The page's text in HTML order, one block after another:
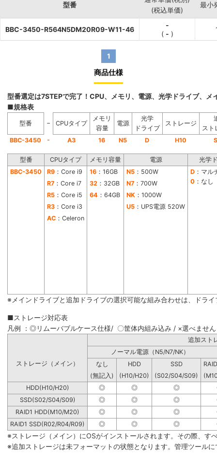
型番
(税込単価)
最小
BBC-3450-R564N5DM20R09-W11-46
-
( - )
1
商品仕様
型番選定は7STEPで完了！CPU、メモリ、電源、光学ドライブ、
■規格表
型番 − CPUタイプ
メモリ
容量
電源
光学
ドライブ
ストレージ
スト
BBC-3450
- A3 16 N5 D H10
型番 CPUタイプ メモリ容量 電源
光学
BBC-3450
R9 ：Core i9 16 ：16GB N5 ：500W D ：マル
0 ：なし
R7 ：Core i7 32 ：32GB N7 ：700W
R5 ：Core i5 64 ：64GB NK ：1000W
R3 ：Core i3 U5 ：UPS電源 520W
AC ：Celeron
※メインドライブと追加ドライブの選択可能な組み合わせは、ドラ
■ストレージ対応表
凡例 ：◎リムーバブルケース仕様/ 〇筐体内組み込み / ×選べません
追
ノーマル電源（N5/N7/NK）
ストレージ（メイン）
なし HDD SSD
(無記入)
(H10/H20) (S02/S04/S09)
HDD(H10/H20)
◎ ◎ ◎
SSD(S02/S04/S09)
◎ ◎ ◎
RAID1 HDD(M10/M20)
◎ ◎ ◎
RAID1 SSD(R02/R04/R09)
◎ ◎ ◎
※ストレージ（メイン）にOSがインストールされます。その際、す
※追加ストレージは未フォーマットの状態となります。管理ツール